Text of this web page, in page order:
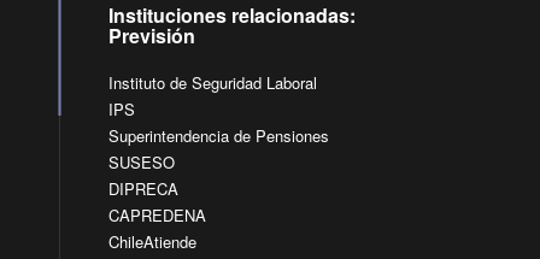
Instituciones relacionadas:
Previsión
Instituto de Seguridad Laboral
IPS
Superintendencia de Pensiones
SUSESO
DIPRECA
CAPREDENA
ChileAtiende